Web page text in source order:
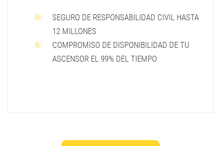
SEGURO DE RESPONSABILIDAD CIVIL HASTA
12 MILLONES
COMPROMISO DE DISPONIBILIDAD DE TU
ASCENSOR EL 99% DEL TIEMPO